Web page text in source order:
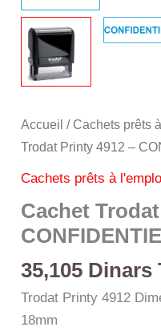
Accueil / Cachets prêts
Trodat Printy 4912 –
Cachets prêts à
Cachet
35,105 Dinars
Trodat Printy 4912
18mm